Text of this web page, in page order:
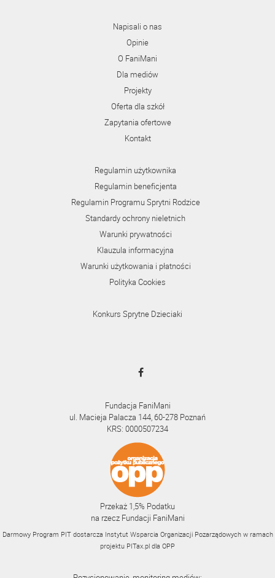
Napisali o nas
Opinie
O FaniMani
Dla mediów
Projekty
Oferta dla szkół
Zapytania ofertowe
Kontakt
Regulamin użytkownika
Regulamin beneficjenta
Regulamin Programu Sprytni Rodzice
Standardy ochrony nieletnich
Warunki prywatności
Klauzula informacyjna
Warunki użytkowania i płatności
Polityka Cookies
Konkurs Sprytne Dzieciaki
Fundacja FaniMani
ul. Macieja Palacza 144, 60-278 Poznań
KRS: 0000507234
Przekaż 1,5% Podatku
na rzecz Fundacji FaniMani
Darmowy Program PIT dostarcza Instytut Wsparcia Organizacji Pozarządowych w ramach
projektu PITax.pl dla OPP